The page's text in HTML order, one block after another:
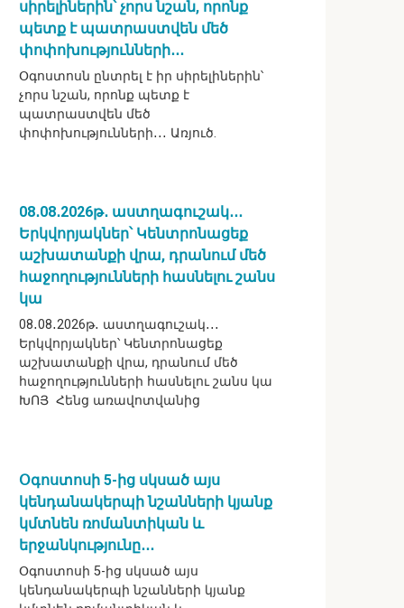
սիրելիներին՝ չորս նշան, որոնք
պետք է պատրաստվեն մեծ
փոփոխությունների․․․
Օգոստոսն ընտրել է իր սիրելիներին՝
չորս նշան, որոնք պետք է
պատրաստվեն մեծ
փոփոխությունների․․․ Առյուծ.
08․08․2026թ․ աստղագուշակ․․․
Երկվորյակներ՝ Կենտրոնացեք
աշխատանքի վրա, դրանում մեծ
հաջողությունների հասնելու շանս
կա
08․08․2026թ․ աստղագուշակ․․․
Երկվորյակներ՝ Կենտրոնացեք
աշխատանքի վրա, դրանում մեծ
հաջողությունների հասնելու շանս կա
ԽՈՅ Հենց առավոտվանից
Օգոստոսի 5-ից սկսած այս
կենդանակերպի նշանների կյանք
կմտնեն ռոմանտիկան և
երջանկությունը․․․
Օգոստոսի 5-ից սկսած այս
կենդանակերպի նշանների կյանք